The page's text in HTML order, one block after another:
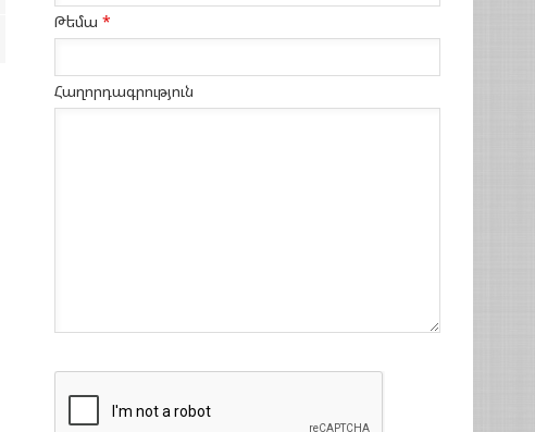
Թեմա *
Հաղորդագրություն